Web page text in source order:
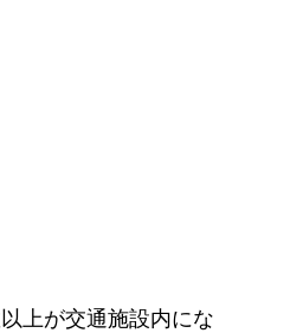
上が交通施設内にな